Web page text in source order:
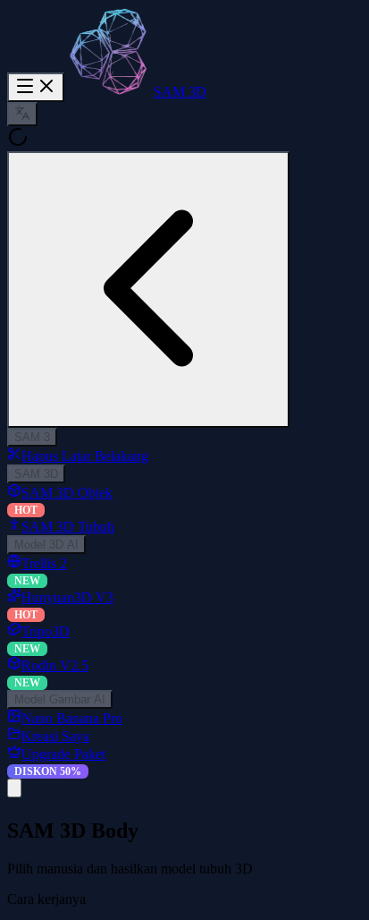
SAM 3D
SAM 3
Hapus Latar Belakang
SAM 3D
SAM 3D Objek
HOT
SAM 3D Tubuh
Model 3D AI
Trellis 2
NEW
Hunyuan3D V3
HOT
Tripo3D
NEW
Rodin V2.5
NEW
Model Gambar AI
Nano Banana Pro
Kreasi Saya
Upgrade Paket
DISKON 50%
SAM 3D Body
Pilih manusia dan hasilkan model tubuh 3D
Cara kerjanya